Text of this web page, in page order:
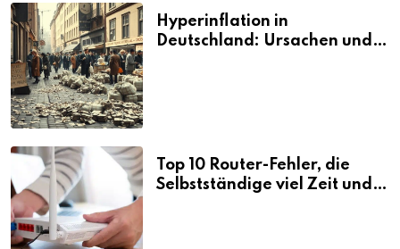
Hyperinflation in
Deutschland: Ursachen und
Top 10 Router-Fehler, die
Selbstständige viel Zeit und